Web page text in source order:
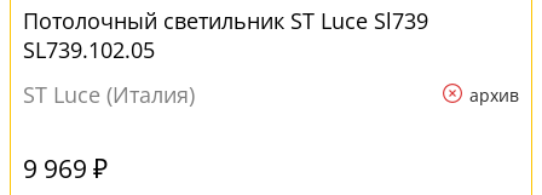
Потолочный светильник ST Luce Sl739
SL739.102.05
ST Luce (Италия)
архив
9 969 ₽